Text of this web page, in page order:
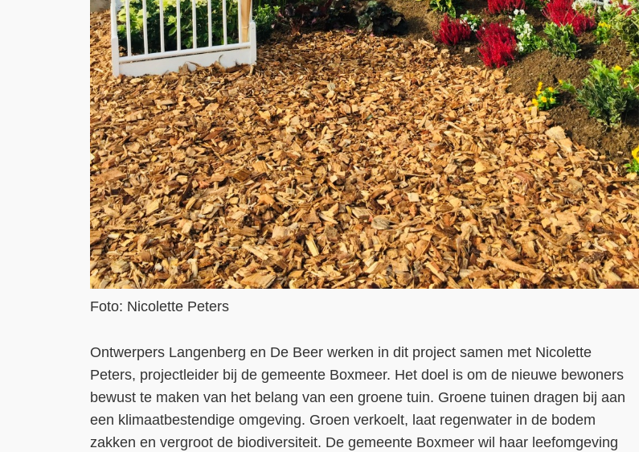
Foto: Nicolette Peters
Ontwerpers Langenberg en De Beer werken in dit project samen met Nicolette
Peters, projectleider bij de gemeente Boxmeer. Het doel is om de nieuwe bewoners
bewust te maken van het belang van een groene tuin. Groene tuinen dragen bij aan
een klimaatbestendige omgeving. Groen verkoelt, laat regenwater in de bodem
zakken en vergroot de biodiversiteit. De gemeente Boxmeer wil haar leefomgeving